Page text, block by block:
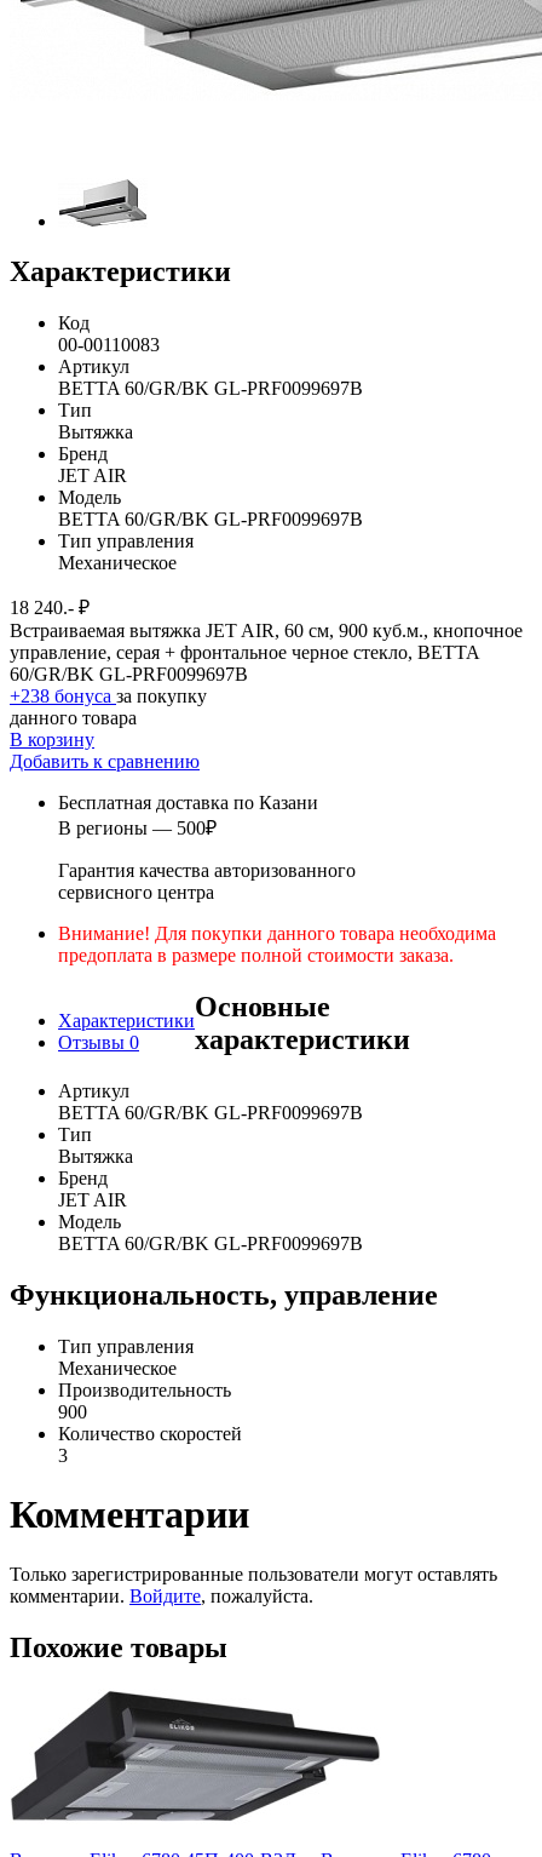
Характеристики
Код
00-00110083
Артикул
BETTA 60/GR/BK GL-PRF0099697B
Тип
Вытяжка
Бренд
JET AIR
Модель
BETTA 60/GR/BK GL-PRF0099697B
Тип управления
Механическое
18 240.- ₽
Встраиваемая вытяжка JET AIR, 60 см, 900 куб.м., кнопочное
управление, серая + фронтальное черное стекло, BETTA
60/GR/BK GL-PRF0099697B
+238 бонуса за покупку
данного товара
В корзину
Добавить к сравнению
Бесплатная доставка по Казани
В регионы — 500₽
Гарантия качества авторизованного
сервисного центра
Внимание! Для покупки данного товара необходима
предоплата в размере полной стоимости заказа.
Характеристики
Отзывы 0
Основные
характеристики
Артикул
BETTA 60/GR/BK GL-PRF0099697B
Тип
Вытяжка
Бренд
JET AIR
Модель
BETTA 60/GR/BK GL-PRF0099697B
Функциональность, управление
Тип управления
Механическое
Производительность
900
Количество скоростей
3
Комментарии
Только зарегистрированные пользователи могут оставлять
комментарии. Войдите, пожалуйста.
Похожие товары